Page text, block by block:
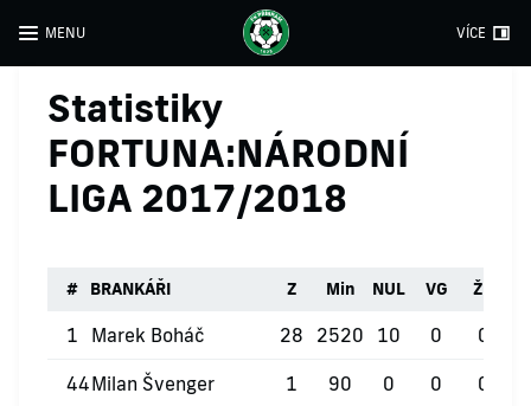
MENU VÍCE
Statistiky
FORTUNA:NÁRODNÍ
LIGA 2017/2018
# BRANKÁŘI Z Min NUL VG ŽK
1 Marek Boháč 28 2520 10 0 0
44Milan Švenger 1 90 0 0 0